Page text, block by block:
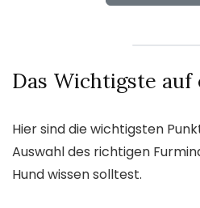
Das Wichtigste auf
Hier sind die wichtigsten
Auswahl des richtigen
Hund wissen solltest.